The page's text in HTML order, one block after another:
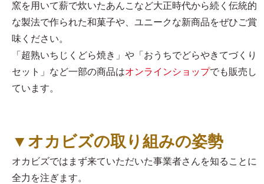
窯を用いて薪で炊いたあんこなど大正時代から続く伝統的
な製法で作られた和菓子や、ユニークな新商品をぜひご賞
味ください。
「超熟いちじくどら焼き」や「おうちでどらやきてづくり
セット」など一部の商品はオンラインショップでも販売し
ています。
▼オカビズの取り組みの姿勢
オカビズではまず来ていただいた事業者さんを知ることに
全力を注ぎます。